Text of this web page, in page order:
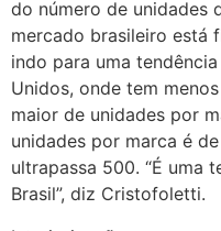
do número de unidades
mercado brasileiro está
indo para uma
Unidos, onde tem
maior de unidades por
unidades por marca é
ultrapassa 500. “É uma
Brasil”, diz Cristofoletti.